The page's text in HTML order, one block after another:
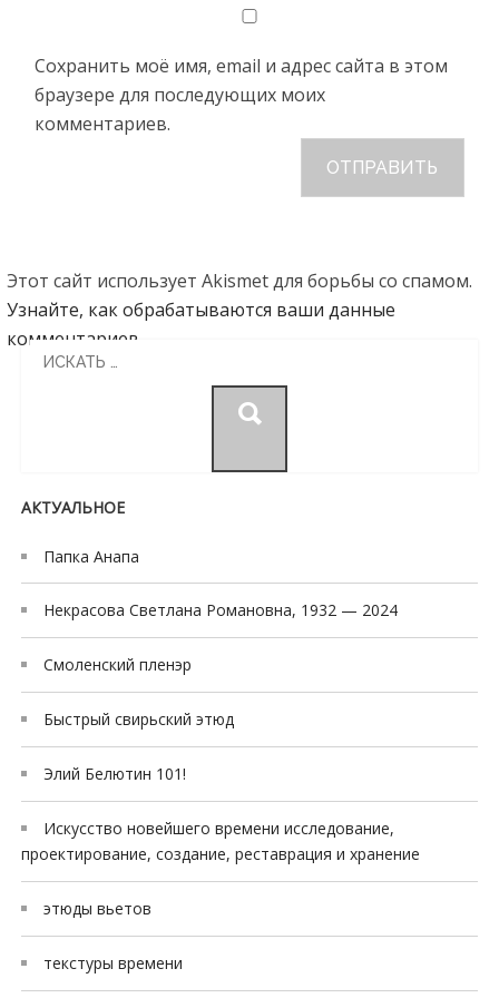
Сохранить моё имя, email и адрес сайта в этом
браузере для последующих моих
комментариев.
Этот сайт использует Akismet для борьбы со спамом.
Узнайте, как обрабатываются ваши данные
комментариев
АКТУАЛЬНОЕ
Папка Анапа
Некрасова Светлана Романовна, 1932 — 2024
Смоленский пленэр
Быстрый свирьский этюд
Элий Белютин 101!
Искусство новейшего времени исследование,
проектирование, создание, реставрация и хранение
этюды вьетов
текстуры времени